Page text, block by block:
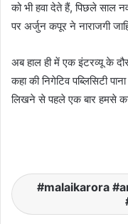
को भी हवा देते हैं, पिछले साल
पर अर्जुन कपूर ने नाराजगी
अब हाल ही में एक इंटरव्यू के
कहा की निगेटिव पब्लिसिटी
लिखने से पहले एक बार हमसे
malaikarora